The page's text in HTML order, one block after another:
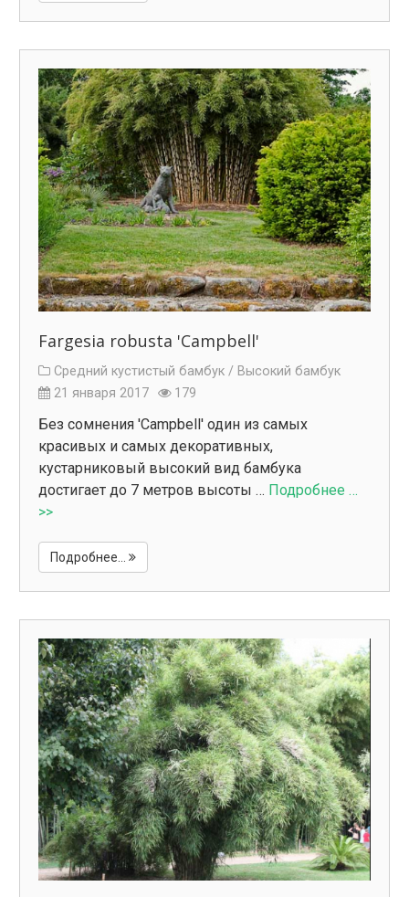
Fargesia robusta 'Campbell'
Средний кустистый бамбук / Высокий бамбук
21 января 2017
179
Без сомнения 'Campbell' один из самых
красивых и самых декоративных,
кустарниковый высокий вид бамбука
достигает до 7 метров высоты … Подробнее …
>>
Подробнее...